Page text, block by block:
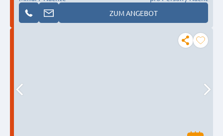
ZUM ANGEBOT